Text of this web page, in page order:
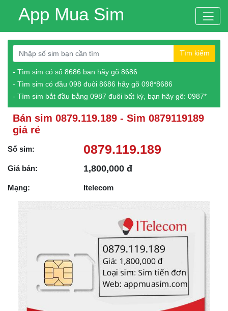
App Mua Sim
Tìm kiếm
- Tìm sim có số 8686 bạn hãy gõ 8686
- Tìm sim có đầu 098 đuôi 8686 hãy gõ 098*8686
- Tìm sim bắt đầu bằng 0987 đuôi bất kỳ, bạn hãy gõ: 0987*
Bán sim 0879.119.189 - Sim 0879119189
giá rẻ
Số sim: 0879.119.189
Giá bán: 1,800,000 đ
Mạng: Itelecom